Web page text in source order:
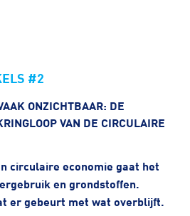
#2
ONZICHTBAAR: DE
VAN DE CIRCULAIRE
circulaire economie gaat het
en grondstoffen.
er gebeurt met wat overblijft.